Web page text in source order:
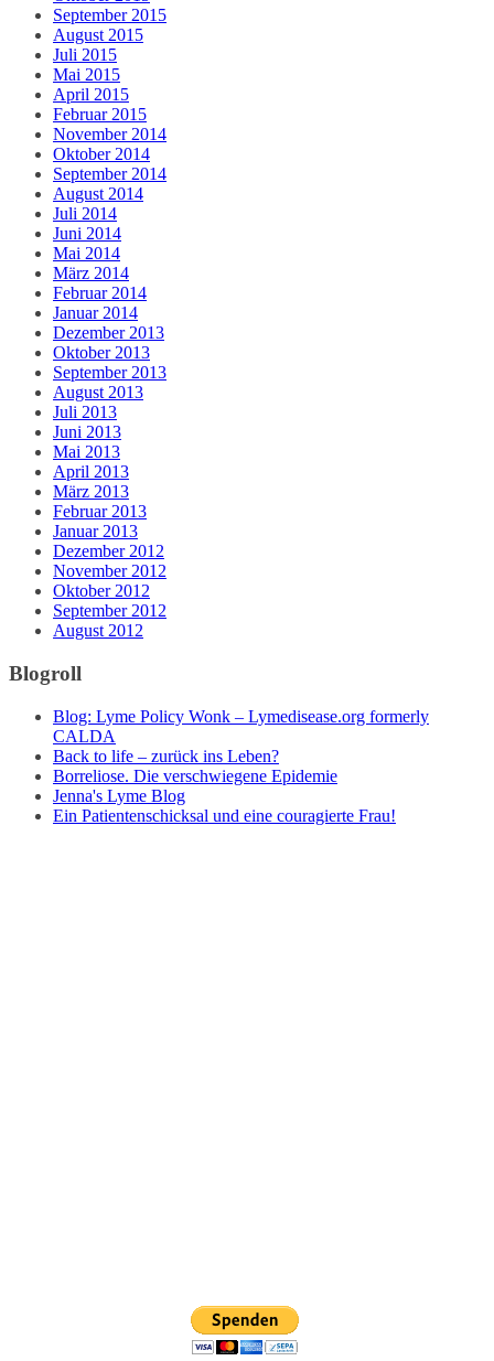
September 2015
August 2015
Juli 2015
Mai 2015
April 2015
Februar 2015
November 2014
Oktober 2014
September 2014
August 2014
Juli 2014
Juni 2014
Mai 2014
März 2014
Februar 2014
Januar 2014
Dezember 2013
Oktober 2013
September 2013
August 2013
Juli 2013
Juni 2013
Mai 2013
April 2013
März 2013
Februar 2013
Januar 2013
Dezember 2012
November 2012
Oktober 2012
September 2012
August 2012
Blogroll
Blog: Lyme Policy Wonk – Lymedisease.org formerly
CALDA
Back to life – zurück ins Leben?
Borreliose. Die verschwiegene Epidemie
Jenna's Lyme Blog
Ein Patientenschicksal und eine couragierte Frau!